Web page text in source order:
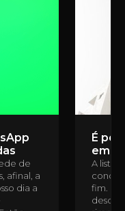
de
afinal, a
dia a
É
em
A lista
fim. É
desde